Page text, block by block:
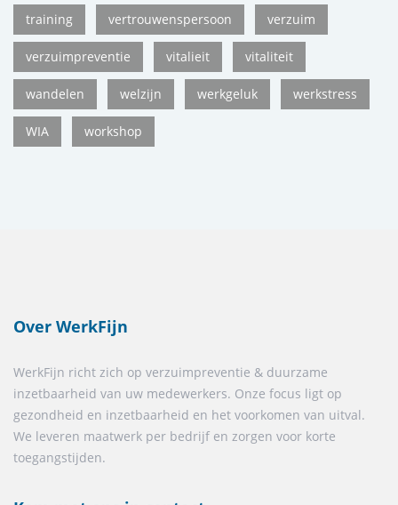
training vertrouwenspersoon verzuim
verzuimpreventie vitalieit vitaliteit
wandelen welzijn werkgeluk werkstress
WIA workshop
Over WerkFijn
WerkFijn richt zich op verzuimpreventie & duurzame
inzetbaarheid van uw medewerkers. Onze focus ligt op
gezondheid en inzetbaarheid en het voorkomen van uitval.
We leveren maatwerk per bedrijf en zorgen voor korte
toegangstijden.